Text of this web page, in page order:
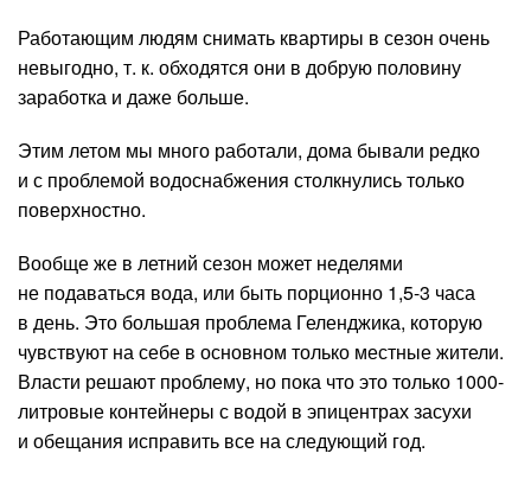
Работающим людям снимать квартиры в сезон очень
невыгодно, т. к. обходятся они в добрую половину
заработка и даже больше.
Этим летом мы много работали, дома бывали редко
и с проблемой водоснабжения столкнулись только
поверхностно.
Вообще же в летний сезон может неделями
не подаваться вода, или быть порционно 1,5-3 часа
в день. Это большая проблема Геленджика, которую
чувствуют на себе в основном только местные жители.
Власти решают проблему, но пока что это только 1000-
литровые контейнеры с водой в эпицентрах засухи
и обещания исправить все на следующий год.